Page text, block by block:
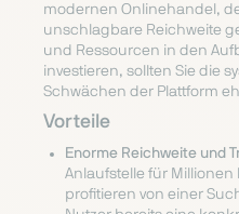
modernen Onlinehandel,
unschlagbare Reichweite
und Ressourcen in den
investieren, sollten Sie die
Schwächen der Plattform
Vorteile
Enorme Reichweite und
Anlaufstelle für
profitieren von einer